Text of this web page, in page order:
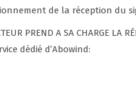
de la réception du
PREND A SA CHARGE LA
dédié d’Abowind: